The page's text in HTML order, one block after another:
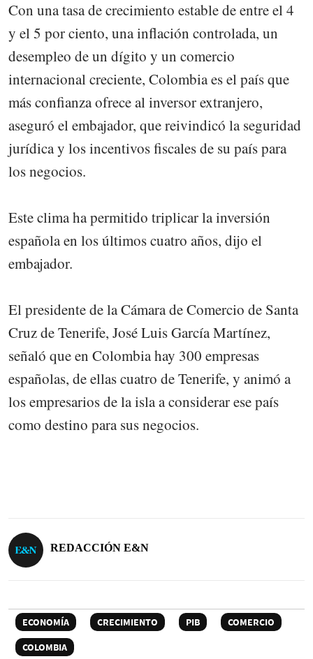
Con una tasa de crecimiento estable de entre el 4
y el 5 por ciento, una inflación controlada, un
desempleo de un dígito y un comercio
internacional creciente, Colombia es el país que
más confianza ofrece al inversor extranjero,
aseguró el embajador, que reivindicó la seguridad
jurídica y los incentivos fiscales de su país para
los negocios.
Este clima ha permitido triplicar la inversión
española en los últimos cuatro años, dijo el
embajador.
El presidente de la Cámara de Comercio de Santa
Cruz de Tenerife, José Luis García Martínez,
señaló que en Colombia hay 300 empresas
españolas, de ellas cuatro de Tenerife, y animó a
los empresarios de la isla a considerar ese país
como destino para sus negocios.
REDACCIÓN E&N
ECONOMÍA CRECIMIENTO PIB
COMERCIO
COLOMBIA